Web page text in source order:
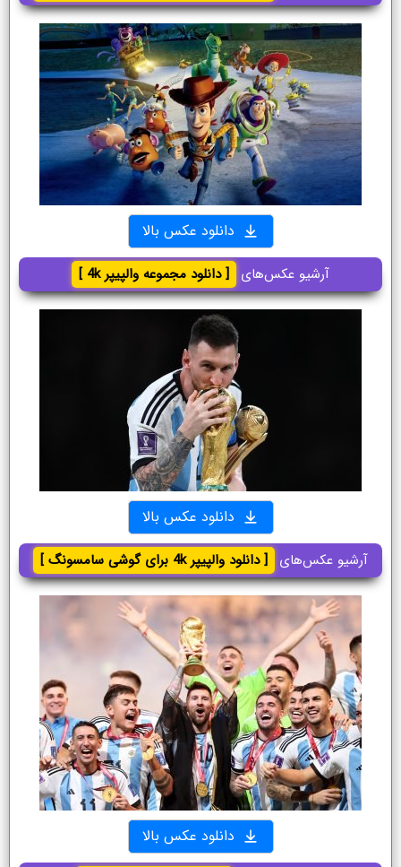
دانلود عکس بالا
آرشیو عکس‌های [ دانلود مجموعه والپیپر 4k ]
دانلود عکس بالا
آرشیو عکس‌های [ دانلود والپیپر 4k برای گوشی سامسونگ ]
دانلود عکس بالا